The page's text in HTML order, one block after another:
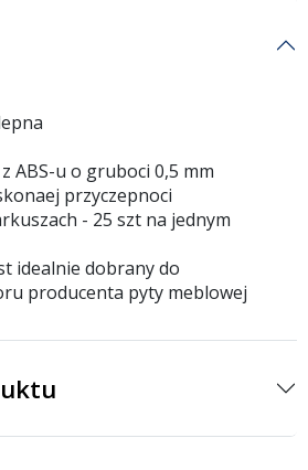
ABS-u o gruboci 0,5 mm
przyczepnoci
- 25 szt na jednym
idealnie dobrany do
producenta pyty meblowej